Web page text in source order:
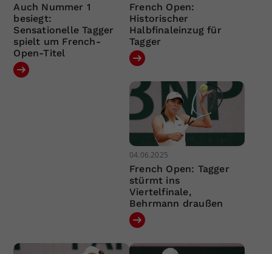
Auch Nummer 1
besiegt:
Sensationelle Tagger
spielt um French-
Open-Titel
French Open:
Historischer
Halbfinaleinzug für
Tagger
04.06.2025
French Open: Tagger
stürmt ins
Viertelfinale,
Behrmann draußen